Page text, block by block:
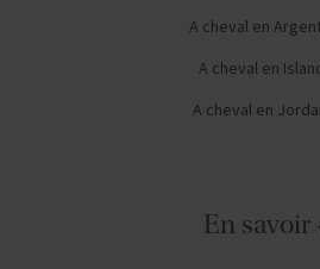
A cheval en
A cheval en
A cheval en
En savoir